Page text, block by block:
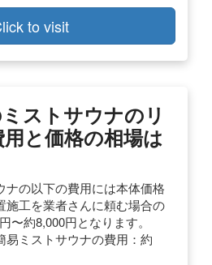
to visit
ストサウナのリ
と価格の相場は
ナの以下の費用には本体価格
施工を業者さんに頼む場合の
〜約8,000円となります。
易ミストサウナの費用：約